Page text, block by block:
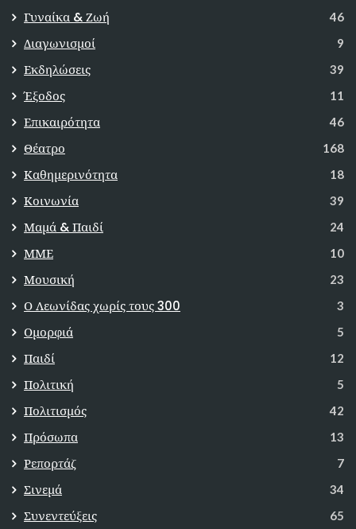
Γυναίκα & Ζωή 46
Διαγωνισμοί 9
Εκδηλώσεις 39
Έξοδος 11
Επικαιρότητα 46
Θέατρο 168
Καθημερινότητα 18
Κοινωνία 39
Μαμά & Παιδί 24
ΜΜΕ 10
Μουσική 23
Ο Λεωνίδας χωρίς τους 300 3
Ομορφιά 5
Παιδί 12
Πολιτική 5
Πολιτισμός 42
Πρόσωπα 13
Ρεπορτάζ 7
Σινεμά 34
Συνεντεύξεις 65